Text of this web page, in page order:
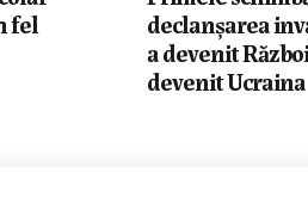
fel
declanșarea
a devenit
devenit Ucraina